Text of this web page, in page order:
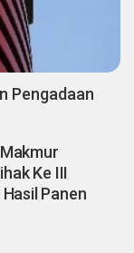
Pengadaan
Ke III
Panen